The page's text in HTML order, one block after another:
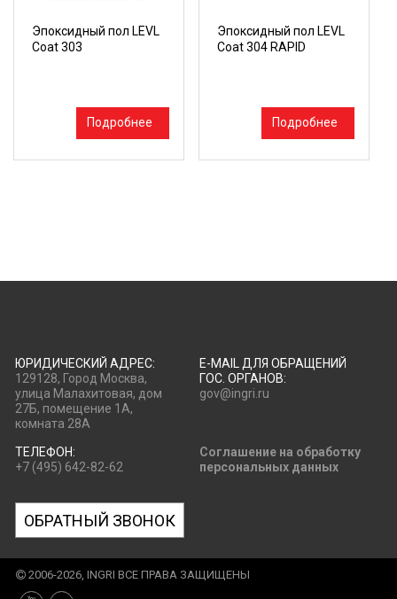
Эпоксидный пол LEVL
Coat 303
Подробнее
Эпоксидный пол LEVL
Coat 304 RAPID
Подробнее
ЮРИДИЧЕСКИЙ АДРЕС:
129128, Город Москва,
улица Малахитовая, дом
27Б, помещение 1А,
комната 28А
E-MAIL ДЛЯ ОБРАЩЕНИЙ
ГОС. ОРГАНОВ:
gov@ingri.ru
ТЕЛЕФОН:
+7 (495) 642-82-62
Соглашение на обработку
персональных данных
ОБРАТНЫЙ ЗВОНОК
2006-2026, INGRI ВСЕ ПРАВА ЗАЩИЩЕНЫ